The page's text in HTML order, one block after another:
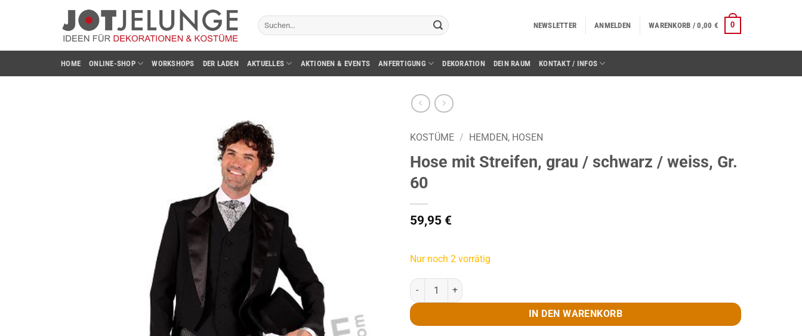
Suchen
nach:
NEWSLETTER ANMELDEN WARENKORB /0,00 € 0
HOME ONLINE-SHOP WORKSHOPS DER LADEN AKTUELLES AKTIONEN & EVENTS ANFERTIGUNG DEKORATION DEIN RAUM KONTAKT / INFOS
KOSTÜME / HEMDEN, HOSEN
Hose mit Streifen, grau / schwarz / weiss, Gr.
60
59,95 €
Nur noch 2 vorrätig
Hose mit Streifen, grau / schwarz / weiss, Gr. 60 Menge
IN DEN WARENKORB